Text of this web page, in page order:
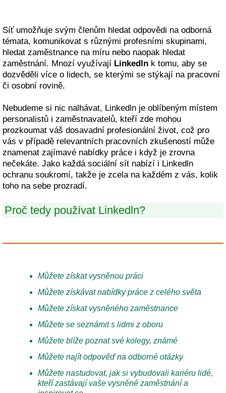
Síť umožňuje svým členům hledat odpovědi na odborná
témata, komunikovat s různými profesními skupinami,
hledat zaměstnance na míru nebo naopak hledat
zaměstnání. Mnozí využívají Linkedln k tomu, aby se
dozvěděli více o lidech, se kterými se stýkají na pracovní
či osobní rovině.
Nebudeme si nic nalhávat, Linkedln je oblíbeným místem
personalistů i zaměstnavatelů, kteří zde mohou
prozkoumat váš dosavadní profesionální život, což pro
vás v případě relevantních pracovních zkušeností může
znamenat zajímavé nabídky práce i když je zrovna
nečekáte. Jako každá sociální sít nabízí i Linkedln
ochranu soukromí, takže je zcela na každém z vás, kolik
toho na sebe prozradí.
Proč tedy používat Linkedln?
Můžete získat vysněnou práci
Můžete získávat nabídky práce z celého světa
Můžete získat vysněného zaměstnance
Můžete se seznámit s lidmi z oboru
Můžete blíže poznat své kolegy, známé
Můžete najít odpověď na odborné otázky
Můžete nastudovat, jak si vybudovali kariéru lidé,
kteří zastávají vaše vysněné zaměstnání a